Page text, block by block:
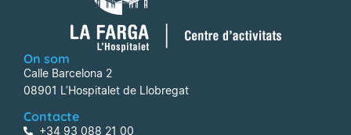
On som
Calle Barcelona 2
08901 L’Hospitalet de Llobregat
Contacte
+34 93 088 21 00